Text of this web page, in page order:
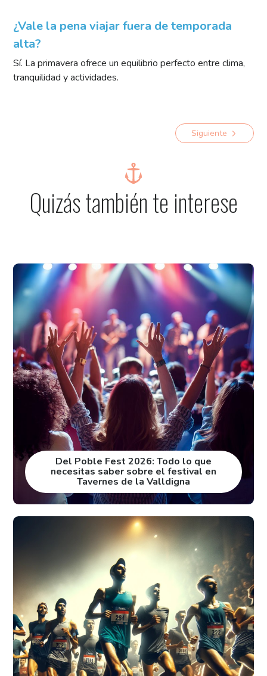
¿Vale la pena viajar fuera de temporada
alta?
Sí. La primavera ofrece un equilibrio perfecto entre clima,
tranquilidad y actividades.
Siguiente
Quizás también te interese
Del Poble Fest 2026: Todo lo que
necesitas saber sobre el festival en
Tavernes de la Valldigna